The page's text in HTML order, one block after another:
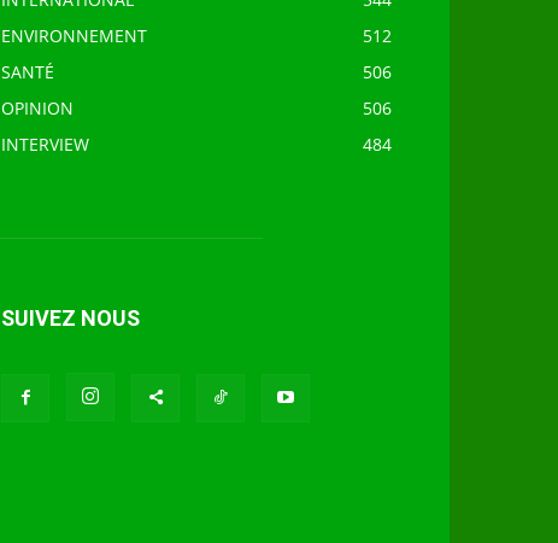
ENVIRONNEMENT
512
SANTÉ
506
OPINION
506
INTERVIEW
484
SUIVEZ NOUS